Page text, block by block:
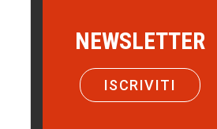
castagno
Eventi
NEWSLETTER
ISCRIVITI